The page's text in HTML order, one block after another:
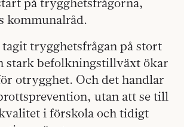
kommunalråd.
trygghetsfrågan på stort
stark befolkningstillväxt ökar
otrygghet. Och det handlar
utan att se till
i förskola och tidigt